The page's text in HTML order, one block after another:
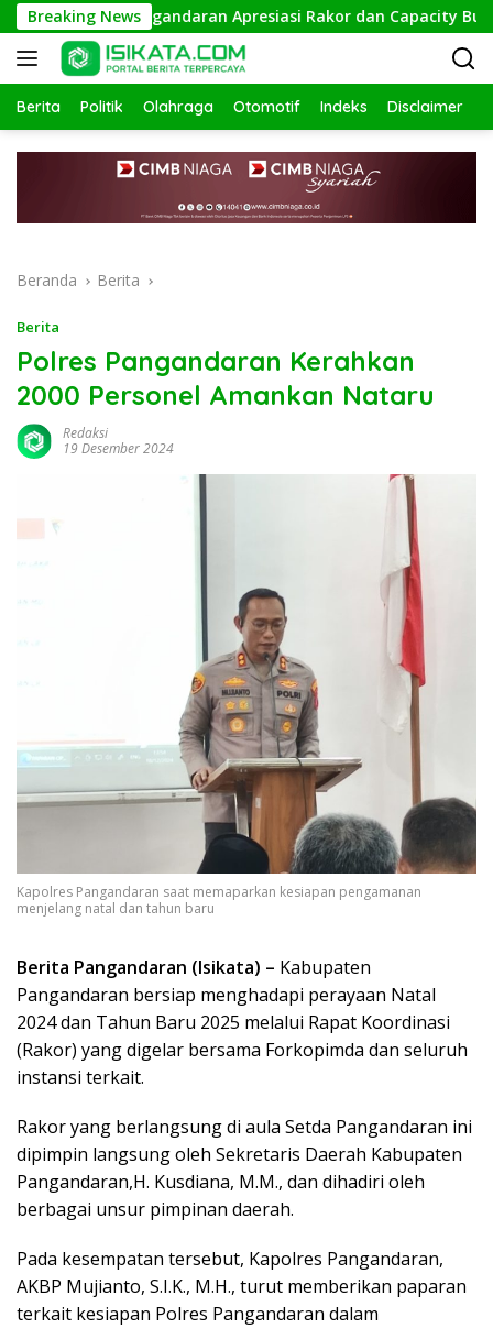
Langsung
ke
konten
Breaking News
Pangandaran Apresiasi Rakor dan Capacity Building
Berita Politik Olahraga Otomotif Indeks Disclaimer
Beranda Berita
Berita
Polres Pangandaran Kerahkan
2000 Personel Amankan Nataru
Redaksi
19 Desember 2024
Kapolres Pangandaran saat memaparkan kesiapan pengamanan
menjelang natal dan tahun baru
Berita Pangandaran (Isikata) – Kabupaten
Pangandaran bersiap menghadapi perayaan Natal
2024 dan Tahun Baru 2025 melalui Rapat Koordinasi
(Rakor) yang digelar bersama Forkopimda dan seluruh
instansi terkait.
Rakor yang berlangsung di aula Setda Pangandaran ini
dipimpin langsung oleh Sekretaris Daerah Kabupaten
Pangandaran,H. Kusdiana, M.M., dan dihadiri oleh
berbagai unsur pimpinan daerah.
Pada kesempatan tersebut, Kapolres Pangandaran,
AKBP Mujianto, S.I.K., M.H., turut memberikan paparan
terkait kesiapan Polres Pangandaran dalam